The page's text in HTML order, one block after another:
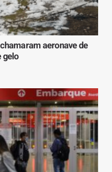
aeronave de
gelo